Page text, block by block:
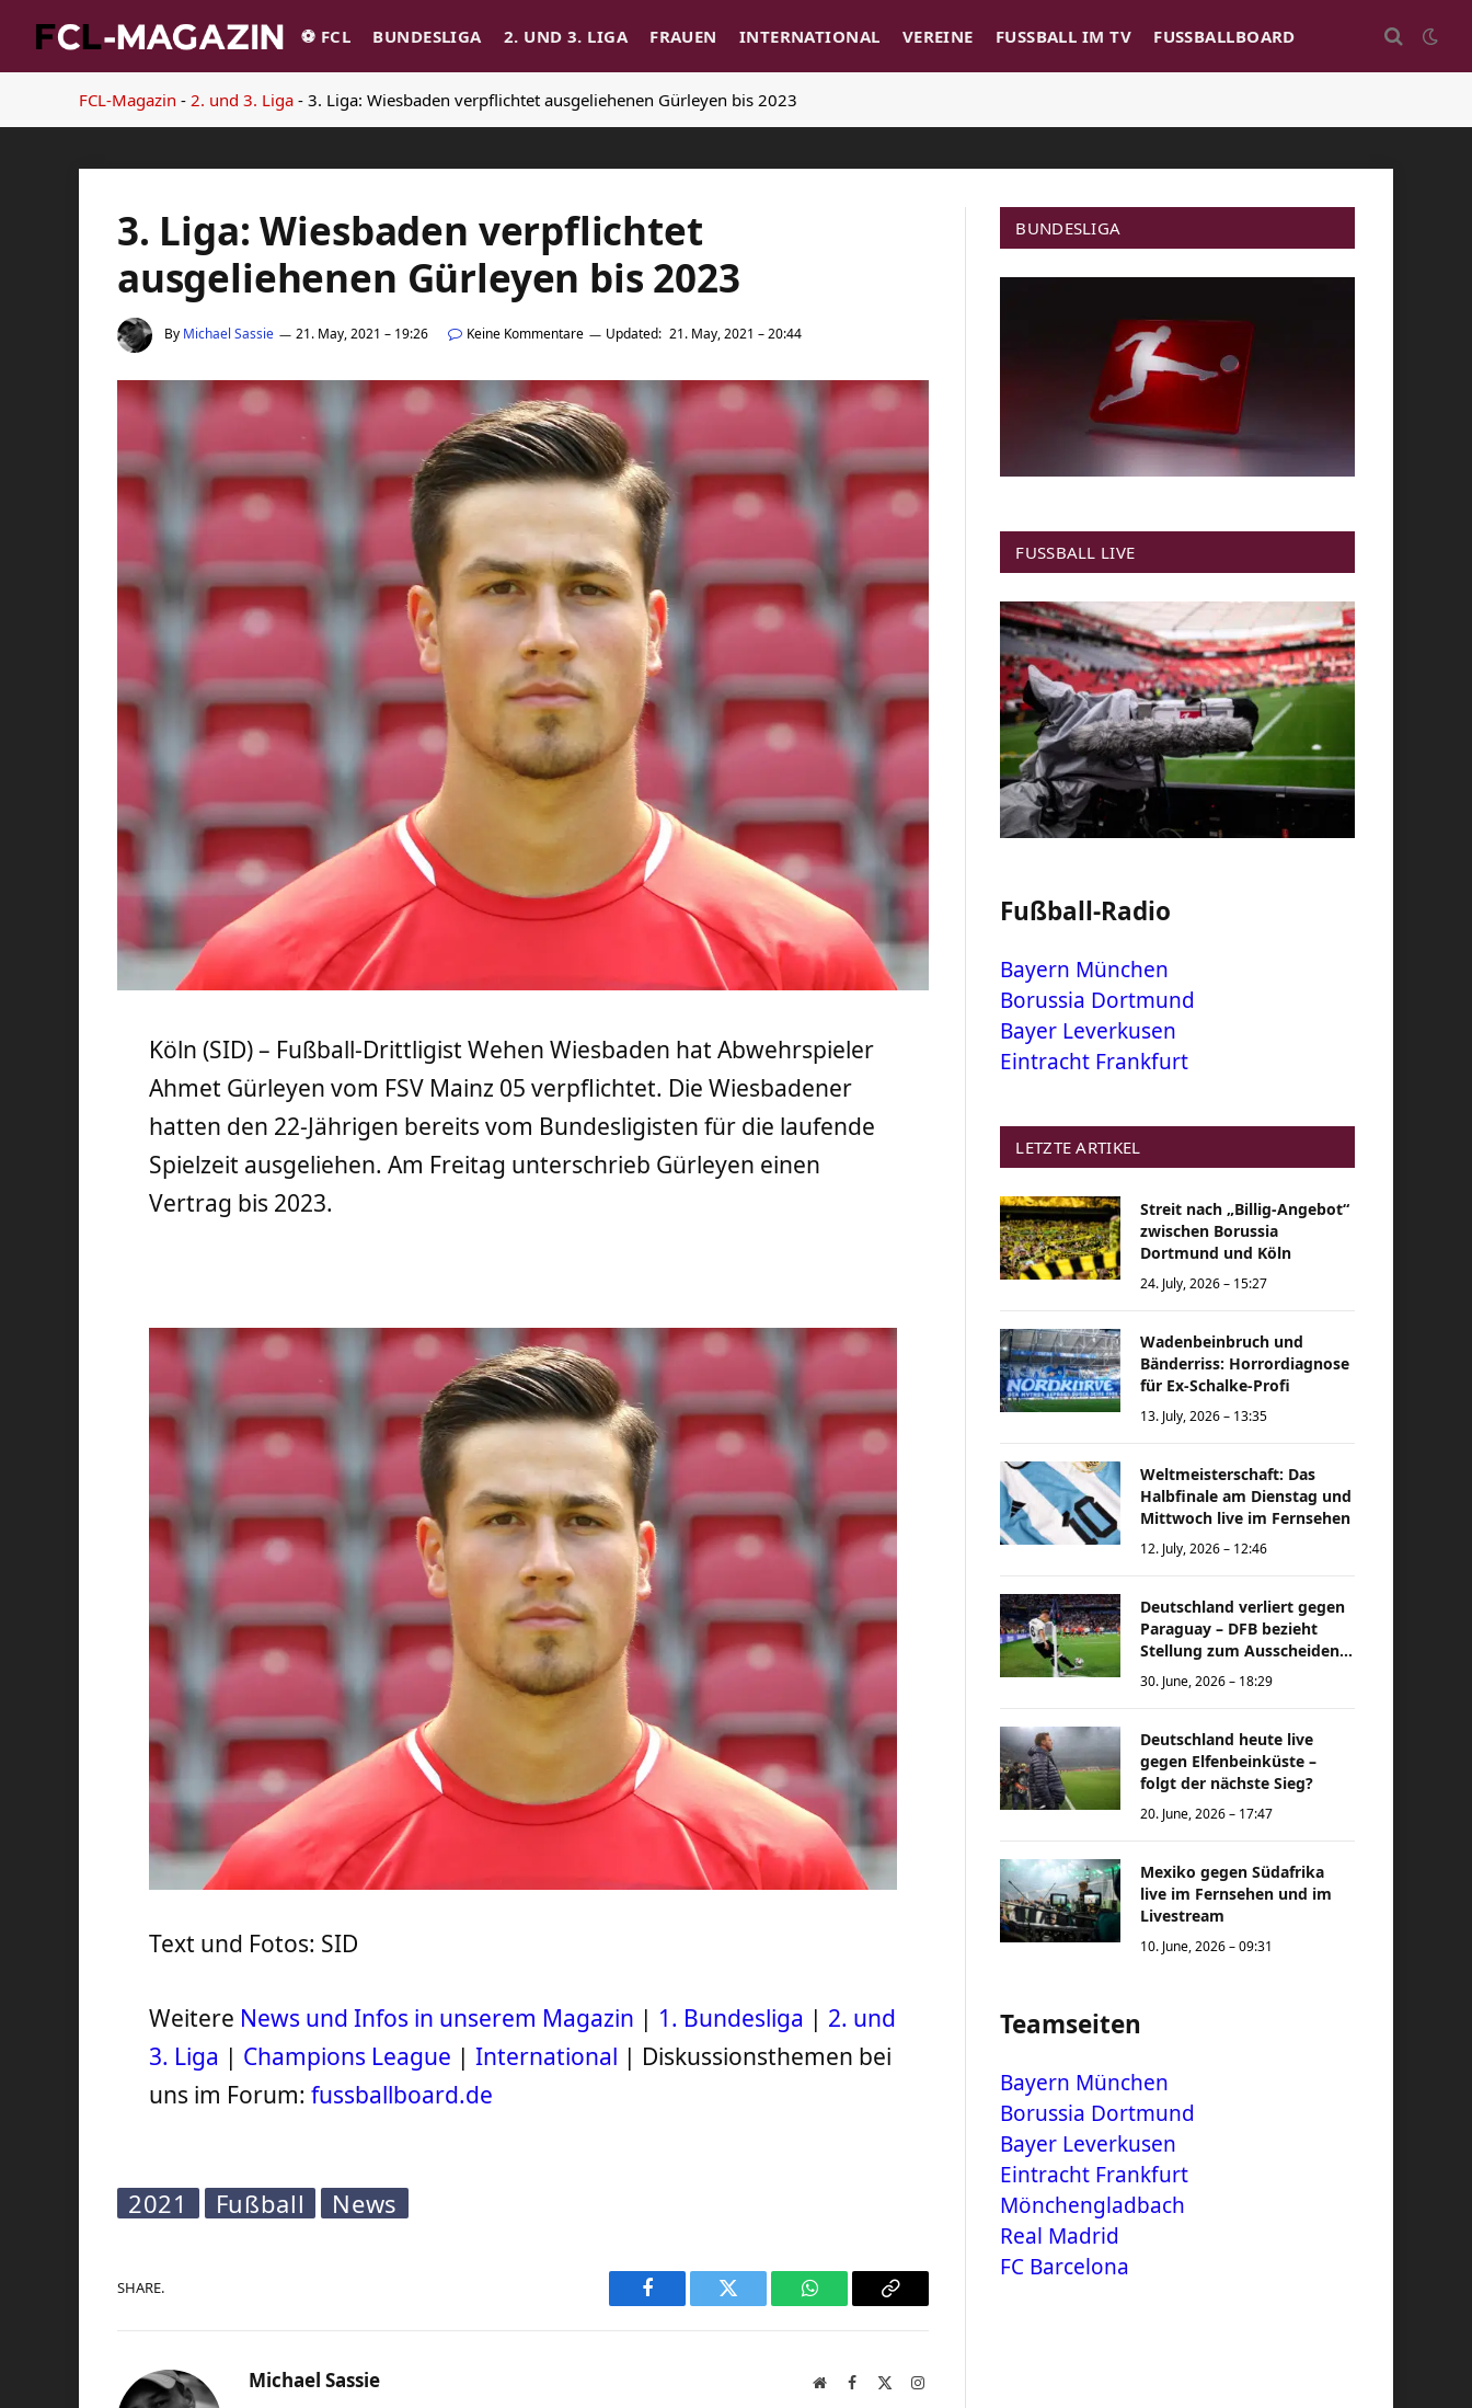
⚽️ FCL BUNDESLIGA 2. UND 3. LIGA FRAUEN INTERNATIONAL VEREINE FUSSBALL IM TV FUSSBALLBOARD
FCL-Magazin - 2. und 3. Liga - 3. Liga: Wiesbaden verpflichtet ausgeliehenen Gürleyen bis 2023
3. Liga: Wiesbaden verpflichtet
ausgeliehenen Gürleyen bis 2023
By Michael Sassie 21. May, 2021 – 19:26 Keine Kommentare Updated: 21. May, 2021 – 20:44
Köln (SID) – Fußball-Drittligist Wehen Wiesbaden hat Abwehrspieler
Ahmet Gürleyen vom FSV Mainz 05 verpflichtet. Die Wiesbadener
hatten den 22-Jährigen bereits vom Bundesligisten für die laufende
Spielzeit ausgeliehen. Am Freitag unterschrieb Gürleyen einen
Vertrag bis 2023.
Text und Fotos: SID
Weitere News und Infos in unserem Magazin | 1. Bundesliga | 2. und
3. Liga | Champions League |International | Diskussionsthemen bei
uns im Forum:fussballboard.de
2021 Fußball News
SHARE.
Facebook Twitter WhatsAppCopy
Michael Sassie WebsiteFacebook Instagram
BUNDESLIGA
FUSSBALL LIVE
Fußball-Radio
Bayern München
Borussia Dortmund
Bayer Leverkusen
Eintracht Frankfurt
LETZTE ARTIKEL
Streit nach „Billig-Angebot“
zwischen Borussia
Dortmund und Köln
24. July, 2026 – 15:27
Wadenbeinbruch und
Bänderriss: Horrordiagnose
für Ex-Schalke-Profi
13. July, 2026 – 13:35
Weltmeisterschaft: Das
Halbfinale am Dienstag und
Mittwoch live im Fernsehen
12. July, 2026 – 12:46
Deutschland verliert gegen
Paraguay – DFB bezieht
Stellung zum Ausscheiden
bei der Weltmeisterschaft
30. June, 2026 – 18:29
Deutschland heute live
gegen Elfenbeinküste –
folgt der nächste Sieg?
20. June, 2026 – 17:47
Mexiko gegen Südafrika
live im Fernsehen und im
Livestream
10. June, 2026 – 09:31
Teamseiten
Bayern München
Borussia Dortmund
Bayer Leverkusen
Eintracht Frankfurt
Mönchengladbach
Real Madrid
FC Barcelona